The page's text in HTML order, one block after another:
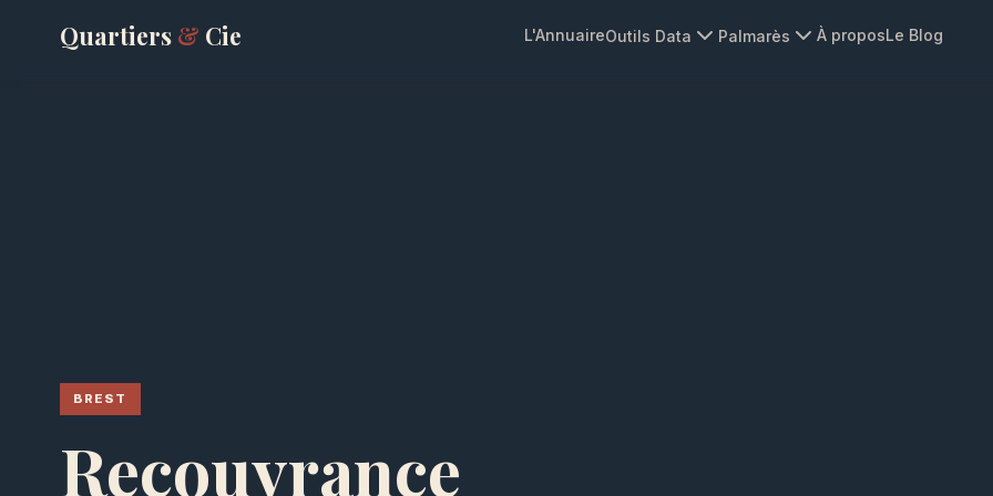
Quartiers & Cie L'AnnuaireOutils Data Palmarès À proposLe Blog
BREST
Recouvrance